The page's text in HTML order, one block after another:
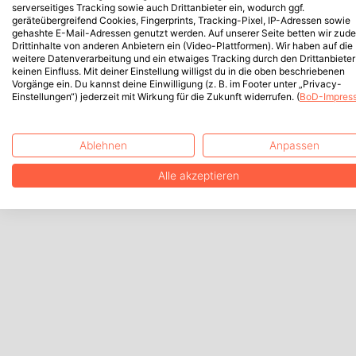
serverseitiges Tracking sowie auch Drittanbieter ein, wodurch ggf.
geräteübergreifend Cookies, Fingerprints, Tracking-Pixel, IP-Adressen sowie
gehashte E-Mail-Adressen genutzt werden. Auf unserer Seite betten wir
Drittinhalte von anderen Anbietern ein (Video-Plattformen). Wir haben auf die
weitere Datenverarbeitung und ein etwaiges Tracking durch den Drittanbieter
keinen Einfluss. Mit deiner Einstellung willigst du in die oben beschriebenen
Vorgänge ein. Du kannst deine Einwilligung (z. B. im Footer unter „Privacy-
Einstellungen“) jederzeit mit Wirkung für die Zukunft widerrufen. (BoD-
Ablehnen Anpassen
Alle akzeptieren